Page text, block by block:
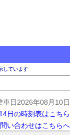
しています
車日2026年08月10日
日の時刻表はこちら
い合わせはこちらへ